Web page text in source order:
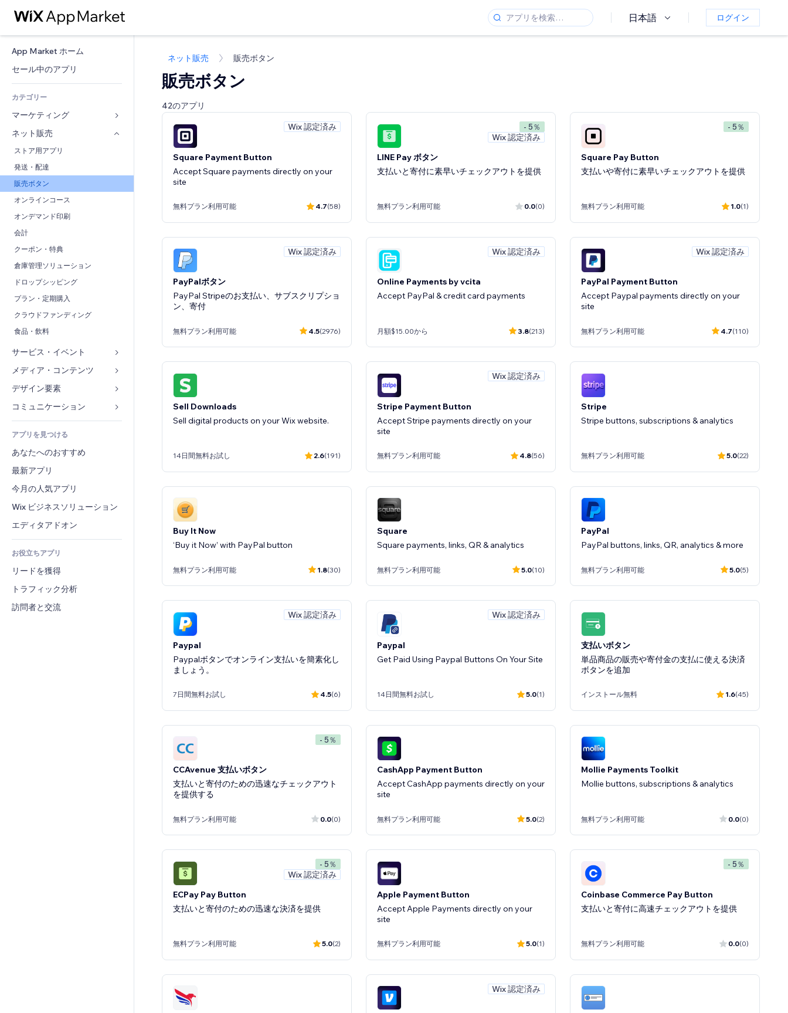
日本語 ログイン
App Market ホーム
セール中のアプリ
カテゴリー
マーケティング
広告
モバイル
アクセス解析
SNS
SEO
エンゲージメント
リスティング広告
メール
コンバージョン
ネット販売
ストア用アプリ
発送・配達
販売ボタン
オンラインコース
オンデマンド印刷
会計
クーポン・特典
倉庫管理ソリューション
ドロップシッピング
プラン・定期購入
クラウドファンディング
食品・飲料
サービス・イベント
ホテル
イベント
レストラン
不動産
ブッキング
メディア・コンテンツ
ギャラリー
音楽
ポッドキャスト
写真
動画
PDF
ファイル共有
ニュース
デザイン要素
マップ・ナビ
プライバシー・セキュリティ
時計
ページテンプレート
画像効果
ボタン・メニュー
バナー・バッジ
電卓
検索
天気
チャート・テーブル
フォーム
ブログ
投票
チャット
コメント
電話
コミュニティィ
レビュー・お客さまの声
CRM
アプリを見つける
あなたへのおすすめ
最新アプリ
今月の人気アプリ
Wix ビジネスソリューション
エディタアドオン
お役立ちアプリ
リードを獲得
トラフィック分析
訪問者と交流
ネット販売 販売ボタン
販売ボタン
42のアプリ
Wix 認定済み
Square Payment Button
Accept Square payments directly on your
site
無料プラン利用可能 4.7(58)
- 5％
Wix 認定済み
LINE Pay ボタン
支払いと寄付に素早いチェックアウトを提供
無料プラン利用可能 0.0(0)
- 5％
Square Pay Button
支払いや寄付に素早いチェックアウトを提供
無料プラン利用可能 1.0(1)
Wix 認定済み
PayPalボタン
PayPal Stripeのお支払い、サブスクリプショ
ン、寄付
無料プラン利用可能 4.5(2976)
Wix 認定済み
Online Payments by vcita
Accept PayPal & credit card payments
月額$15.00から 3.8(213)
Wix 認定済み
PayPal Payment Button
Accept Paypal payments directly on your
site
無料プラン利用可能 4.7(110)
Sell Downloads
Sell digital products on your Wix website.
14日間無料お試し 2.6(191)
Wix 認定済み
Stripe Payment Button
Accept Stripe payments directly on your
site
無料プラン利用可能 4.8(56)
Stripe
Stripe buttons, subscriptions & analytics
無料プラン利用可能 5.0(22)
Buy It Now
‘Buy it Now’ with PayPal button
無料プラン利用可能 1.8(30)
Square
Square payments, links, QR & analytics
無料プラン利用可能 5.0(10)
PayPal
PayPal buttons, links, QR, analytics & more
無料プラン利用可能 5.0(5)
Wix 認定済み
Paypal
Paypalボタンでオンライン支払いを簡素化し
ましょう。
7日間無料お試し 4.5(6)
Wix 認定済み
Paypal
Get Paid Using Paypal Buttons On Your Site
14日間無料お試し 5.0(1)
支払いボタン
単品商品の販売や寄付金の支払に使える決済
ボタンを追加
インストール無料 1.6(45)
- 5％
CCAvenue 支払いボタン
支払いと寄付のための迅速なチェックアウト
を提供する
無料プラン利用可能 0.0(0)
CashApp Payment Button
Accept CashApp payments directly on your
site
無料プラン利用可能 5.0(2)
Mollie Payments Toolkit
Mollie buttons, subscriptions & analytics
無料プラン利用可能 0.0(0)
- 5％
Wix 認定済み
ECPay Pay Button
支払いと寄付のための迅速な決済を提供
無料プラン利用可能 5.0(2)
Apple Payment Button
Accept Apple Payments directly on your
site
無料プラン利用可能 5.0(1)
- 5％
Coinbase Commerce Pay Button
支払いと寄付に高速チェックアウトを提供
無料プラン利用可能 0.0(0)
Wix 認定済み